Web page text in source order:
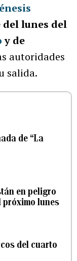
lunes del
y de
autoridades
salida.
de “La
en peligro
próximo lunes
del cuarto